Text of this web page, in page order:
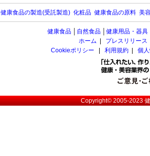
健康食品の製造(受託製造) 化粧品 健康食品の原料 美
健康食品 自然食品 健康用品・器具
ホーム
プレスリリース
Cookieポリシー
利用規約 個
Copyright© 2005-2023